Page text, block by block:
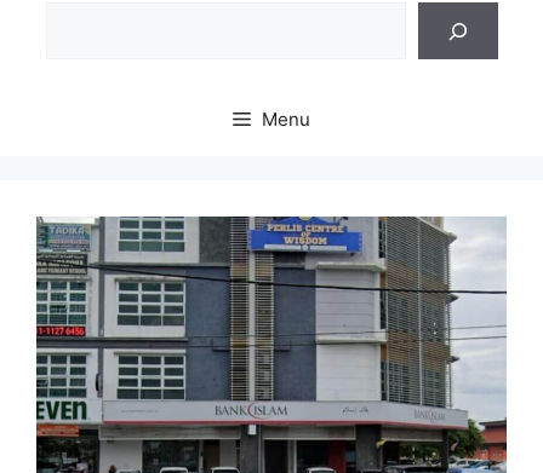
Menu